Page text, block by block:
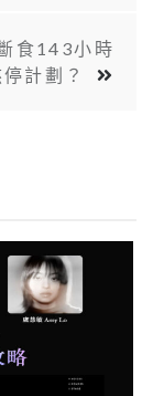
食143小時
計劃？